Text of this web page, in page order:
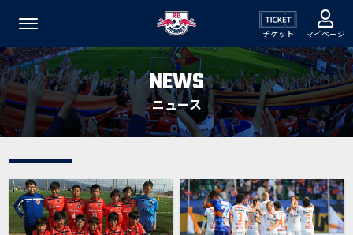
チケット マイページ
NEWS
ニュース